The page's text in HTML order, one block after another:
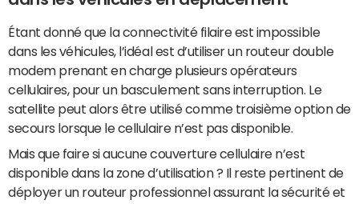
Étant donné que la connectivité filaire est impossible
dans les véhicules, l’idéal est d’utiliser un routeur double
modem prenant en charge plusieurs opérateurs
cellulaires, pour un basculement sans interruption. Le
satellite peut alors être utilisé comme troisième option de
secours lorsque le cellulaire n’est pas disponible.
Mais que faire si aucune couverture cellulaire n’est
disponible dans la zone d’utilisation ? Il reste pertinent de
déployer un routeur professionnel assurant la sécurité et